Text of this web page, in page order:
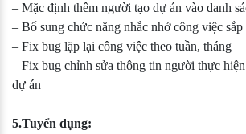
– Mặc định thêm người tạo dự án vào danh
– Bổ sung chức năng nhắc nhở công việc sắp
– Fix bug lặp lại công việc theo tuần, tháng
– Fix bug chỉnh sửa thông tin người thực
dự án
5.Tuyển dụng: